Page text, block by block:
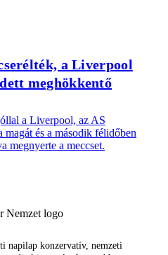
a Liverpool
meghökkentő
a Liverpool, az AS
magát és a második félidőben
megnyerte a meccset.
napilap konzervatív, nemzeti